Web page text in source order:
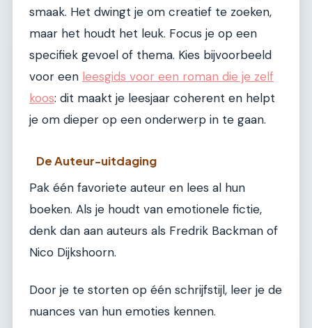
smaak. Het dwingt je om creatief te zoeken,
maar het houdt het leuk. Focus je op een
specifiek gevoel of thema. Kies bijvoorbeeld
voor een leesgids voor een roman die je zelf
koos: dit maakt je leesjaar coherent en helpt
je om dieper op een onderwerp in te gaan.
De Auteur-uitdaging
Pak één favoriete auteur en lees al hun
boeken. Als je houdt van emotionele fictie,
denk dan aan auteurs als Fredrik Backman of
Nico Dijkshoorn.
Door je te storten op één schrijfstijl, leer je de
nuances van hun emoties kennen.